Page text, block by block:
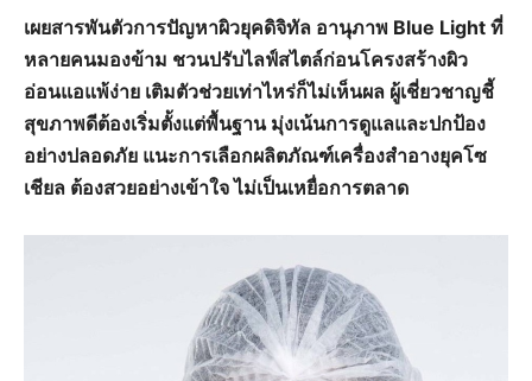
เผยสารพันตัวการปัญหาผิวยุคดิจิทัล อานุภาพ Blue Light ที่
หลายคนมองข้าม ชวนปรับไลฟ์สไตล์ก่อนโครงสร้างผิว
อ่อนแอแพ้ง่าย เติมตัวช่วยเท่าไหร่ก็ไม่เห็นผล ผู้เชี่ยวชาญชี้
สุขภาพดีต้องเริ่มตั้งแต่พื้นฐาน มุ่งเน้นการดูแลและปกป้อง
อย่างปลอดภัย แนะการเลือกผลิตภัณฑ์เครื่องสำอางยุคโซ
เชียล ต้องสวยอย่างเข้าใจ ไม่เป็นเหยื่อการตลาด